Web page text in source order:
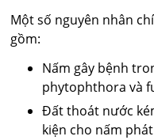
Một số nguyên nhân
gồm:
Nấm gây bệnh
phytophthora và
Đất thoát nước
kiện cho nấm